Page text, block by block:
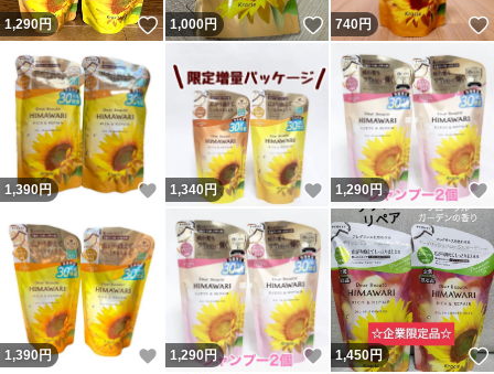
1,290円 いいね！
1,000円 いいね！
740円
1,390円 いいね！
1,340円 いいね！
1,290円
1,390円 いいね！
1,290円 いいね！
1,450円